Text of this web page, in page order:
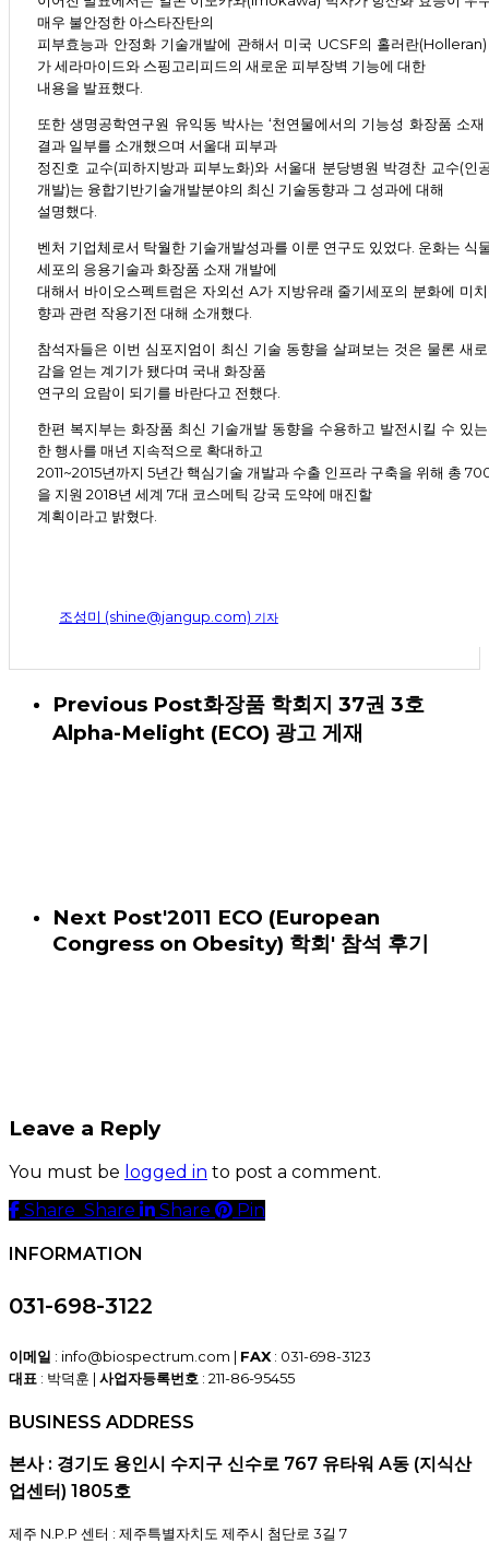
매우 불안정한 아스타잔탄의
피부효능과 안정화 기술개발에 관해서 미국 UCSF의 홀러란
가 세라마이드와 스핑고리피드의 새로운 피부장벽 기능에 대한
내용을 발표했다.
또한 생명공학연구원 유익동 박사는 ‘천연물에서의 기능성 화장품 소재
결과 일부를 소개했으며 서울대 피부과
정진호 교수(피하지방과 피부노화)와 서울대 분당병원 박경찬 교수(인
개발)는 융합기반기술개발분야의 최신 기술동향과 그 성과에 대해
설명했다.
벤처 기업체로서 탁월한 기술개발성과를 이룬 연구도 있었다. 운화는 식
세포의 응용기술과 화장품 소재 개발에
대해서 바이오스펙트럼은 자외선 A가 지방유래 줄기세포의 분화에 미
향과 관련 작용기전 대해 소개했다.
참석자들은 이번 심포지엄이 최신 기술 동향을 살펴보는 것은 물론 새
감을 얻는 계기가 됐다며 국내 화장품
연구의 요람이 되기를 바란다고 전했다.
한편 복지부는 화장품 최신 기술개발 동향을 수용하고 발전시킬 수 있
한 행사를 매년 지속적으로 확대하고
2011~2015년까지 5년간 핵심기술 개발과 수출 인프라 구축을 위해 총
을 지원 2018년 세계 7대 코스메틱 강국 도약에 매진할
계획이라고 밝혔다.
조성미 (shine@jangup.com) 기자
Previous Post화장품 학회지 37권 3호
Alpha-Melight (ECO) 광고 게재
Next Post'2011 ECO (European
Congress on Obesity) 학회' 참석 후기
Leave a Reply
You must be logged in to post a comment.
Share
Share Share Share Pin
INFORMATION
031-698-3122
이메일 : info@biospectrum.com | FAX : 031-698-3123
대표 : 박덕훈 | 사업자등록번호 : 211-86-95455
BUSINESS ADDRESS
본사 : 경기도 용인시 수지구 신수로 767 유타워 A동 (지식산
업센터) 1805호
제주 N.P.P 센터 : 제주특별자치도 제주시 첨단로 3길 7